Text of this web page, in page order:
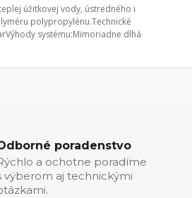
úžitkovej vody, ústredného i
polypropylénu.Technické
systému:Mimoriadne dlhá
poradenstvo
a ochotne poradíme
výberom aj technickými